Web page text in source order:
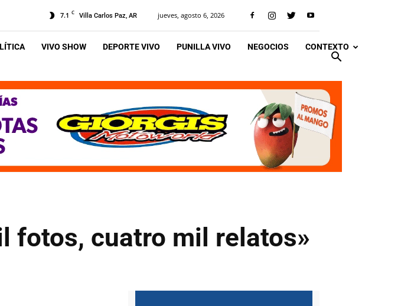
7.1 C Villa Carlos Paz, AR jueves, agosto 6, 2026
VIVO SHOW DEPORTE VIVO PUNILLA VIVO NEGOCIOS CONTEXTO
fotos, cuatro mil relatos»